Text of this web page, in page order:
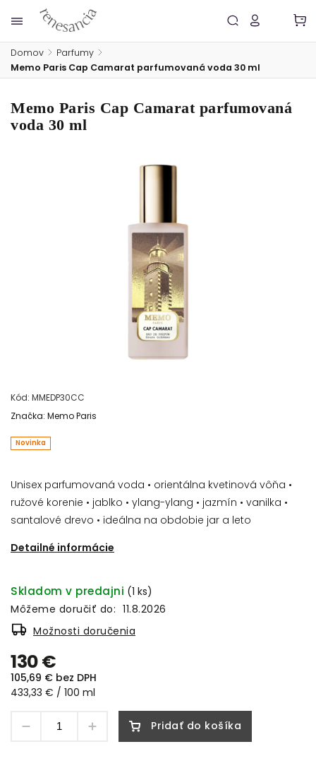
Domov / Parfumy /
Memo Paris Cap Camarat parfumovaná voda 30 ml
Memo Paris Cap Camarat parfumovaná
voda 30 ml
Kód: MMEDP30CC
Unisex parfumovaná voda • orientálna kvetinová vôňa •
ružové korenie • jablko • ylang-ylang • jazmín • vanilka •
santalové drevo • ideálna na obdobie jar a leto
Detailné informácie
Novinka
Značka: Memo Paris
130 €
105,69 € bez DPH
433,33 € / 100 ml
Skladom v predajni (1 ks)
Môžeme doručiť do: 11.8.2026
Možnosti doručenia
Pridať do košíka